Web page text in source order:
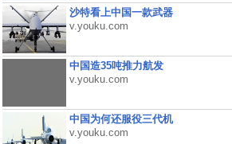
沙特看上中国一款武器
v.youku.com
中国造35吨推力航发
v.youku.com
中国为何还服役三代机
v.youku.com